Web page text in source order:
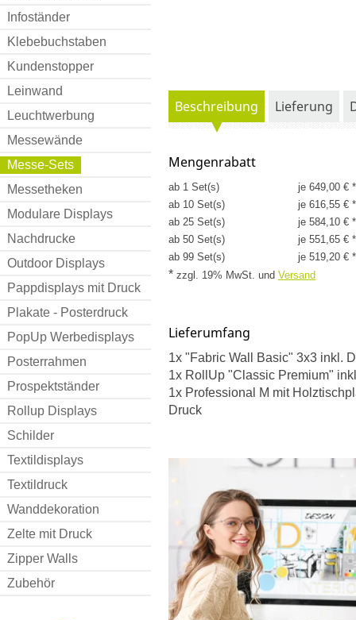
Infoständer
Klebebuchstaben
Kundenstopper
Leinwand
Leuchtwerbung
Messewände
Messe-Sets
Messetheken
Modulare Displays
Nachdrucke
Outdoor Displays
Pappdisplays mit Druck
Plakate - Posterdruck
PopUp Werbedisplays
Posterrahmen
Prospektständer
Rollup Displays
Schilder
Textildisplays
Textildruck
Wanddekoration
Zelte mit Druck
Zipper Walls
Zubehör
Beschreibung Lieferung
Mengenrabatt
ab 1 Set(s)
je 649,00 € *
ab 10 Set(s)
je 616,55 € *
ab 25 Set(s)
je 584,10 € *
ab 50 Set(s)
je 551,65 € *
ab 99 Set(s)
je 519,20 € *
* zzgl. 19% MwSt. und Versand
Lieferumfang
1x "Fabric Wall Basic" 3x3 inkl.
1x RollUp "Classic Premium"
1x Professional M mit
Druck